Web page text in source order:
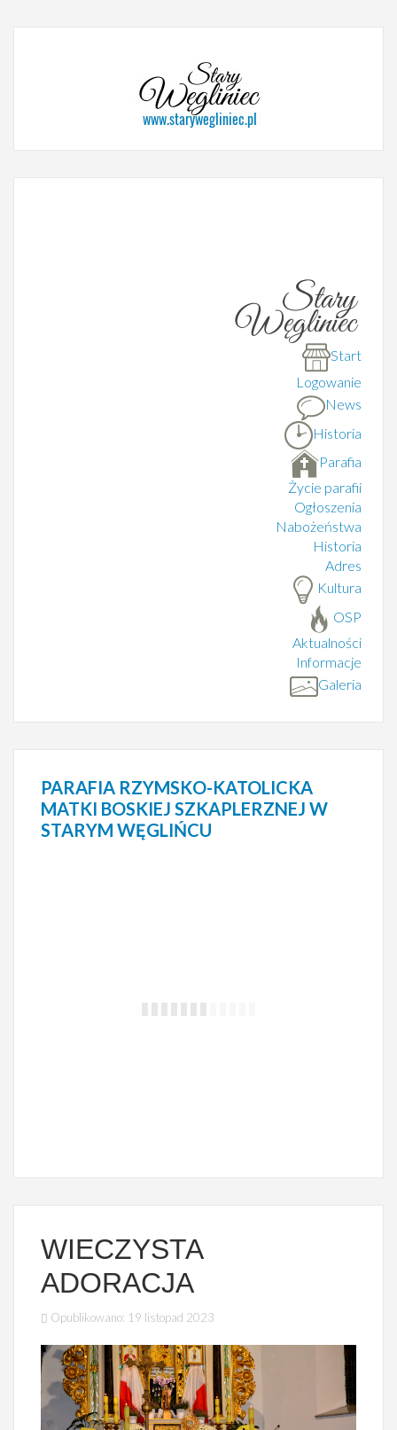
Start
Logowanie
News
Historia
Parafia
Życie parafii
Ogłoszenia
Nabożeństwa
Historia
Adres
Kultura
OSP
Aktualności
Informacje
Galeria
PARAFIA RZYMSKO-KATOLICKA
MATKI BOSKIEJ SZKAPLERZNEJ W
STARYM WĘGLIŃCU
PIASECZNA
WIECZYSTA
ADORACJA
Opublikowano: 19 listopad 2023